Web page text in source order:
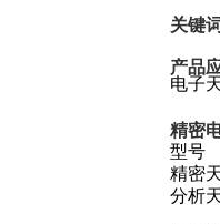
关键
产品
电子
精密
型号
精密
分析